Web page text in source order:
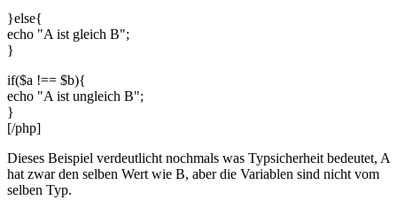
}else{
echo "A ist gleich B";
}
if($a !== $b){
echo "A ist ungleich B";
}
[/php]
Dieses Beispiel verdeutlicht nochmals was Typsicherheit bedeutet, A
hat zwar den selben Wert wie B, aber die Variablen sind nicht vom
selben Typ.